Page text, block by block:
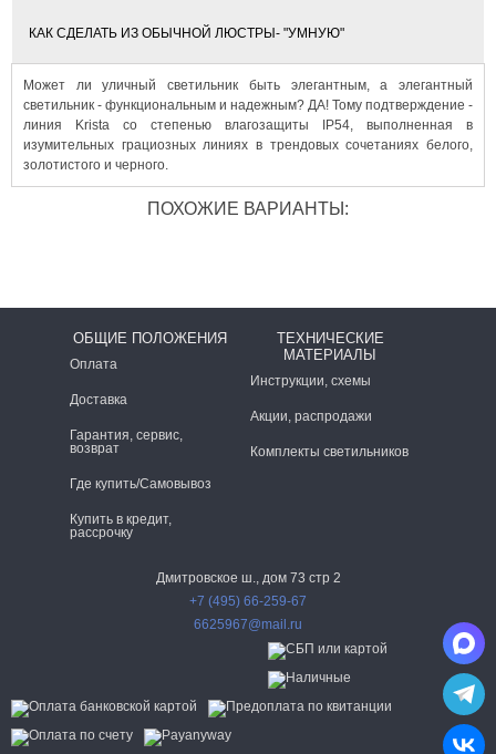
КАК СДЕЛАТЬ ИЗ ОБЫЧНОЙ ЛЮСТРЫ- "УМНУЮ"
Может ли уличный светильник быть элегантным, а элегантный
светильник - функциональным и надежным? ДА! Тому подтверждение -
линия Krista со степенью влагозащиты IP54, выполненная в
изумительных грациозных линиях в трендовых сочетаниях белого,
золотистого и черного.
ПОХОЖИЕ ВАРИАНТЫ:
ОБЩИЕ ПОЛОЖЕНИЯ
Оплата
Доставка
Гарантия, сервис,
возврат
Где купить/Самовывоз
Купить в кредит,
рассрочку
ТЕХНИЧЕСКИЕ
МАТЕРИАЛЫ
Инструкции, схемы
Акции, распродажи
Комплекты светильников
Дмитровское ш., дом 73 стр 2
+7 (495) 66-259-67
6625967@mail.ru